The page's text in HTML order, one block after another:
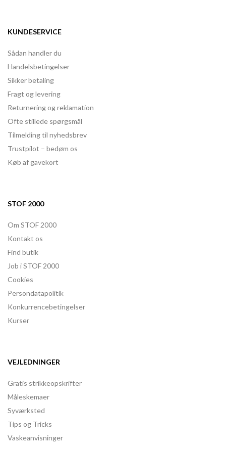
KUNDESERVICE
Sådan handler du
Handelsbetingelser
Sikker betaling
Fragt og levering
Returnering og reklamation
Ofte stillede spørgsmål
Tilmelding til nyhedsbrev
Trustpilot – bedøm os
Køb af gavekort
STOF 2000
Om STOF 2000
Kontakt os
Find butik
Job i STOF 2000
Cookies
Persondatapolitik
Konkurrencebetingelser
Kurser
VEJLEDNINGER
Gratis strikkeopskrifter
Måleskemaer
Syværksted
Tips og Tricks
Vaskeanvisninger